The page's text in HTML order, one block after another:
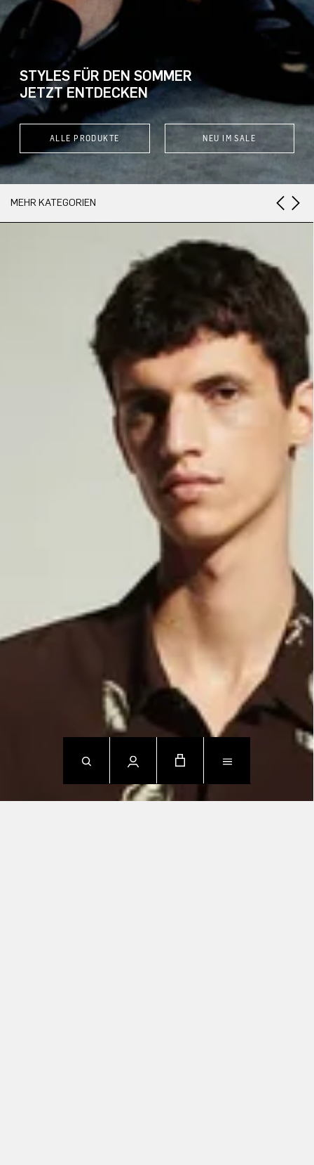
STYLES FÜR DEN SOMMER
JETZT ENTDECKEN
ALLE PRODUKTE NEU IM SALE
MEHR KATEGORIEN